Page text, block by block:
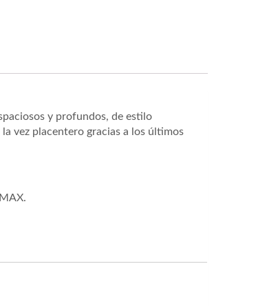
y profundos, de estilo
vez placentero gracias a los últimos